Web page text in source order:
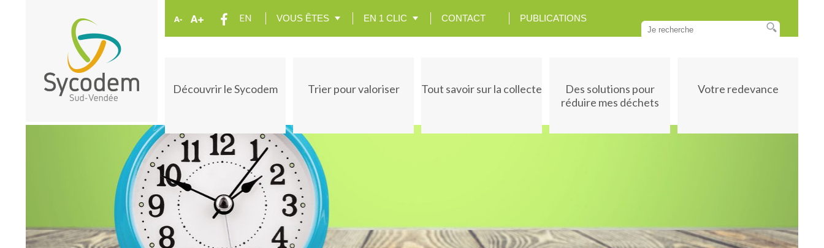
EN VOUS ÊTES EN 1 CLIC CONTACT PUBLICATIONS
Découvrir le Sycodem Trier pour valoriser Tout savoir sur la collecte
Des solutions pour
réduire mes déchets
Votre redevance